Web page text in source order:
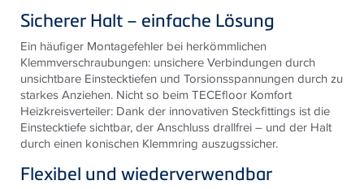
Sicherer Halt – einfache Lösung
Ein häufiger Montagefehler bei herkömmlichen
Klemmverschraubungen: unsichere Verbindungen durch
unsichtbare Einstecktiefen und Torsionsspannungen durch zu
starkes Anziehen. Nicht so beim TECEfloor Komfort
Heizkreisverteiler: Dank der innovativen Steckfittings ist die
Einstecktiefe sichtbar, der Anschluss drallfrei – und der Halt
durch einen konischen Klemmring auszugssicher.
Flexibel und wiederverwendbar